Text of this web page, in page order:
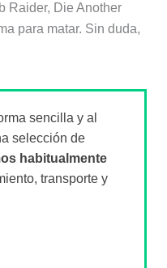
Raider, Die Another
para matar. Sin duda,
sencilla y al
selección de
habitualmente
transporte y